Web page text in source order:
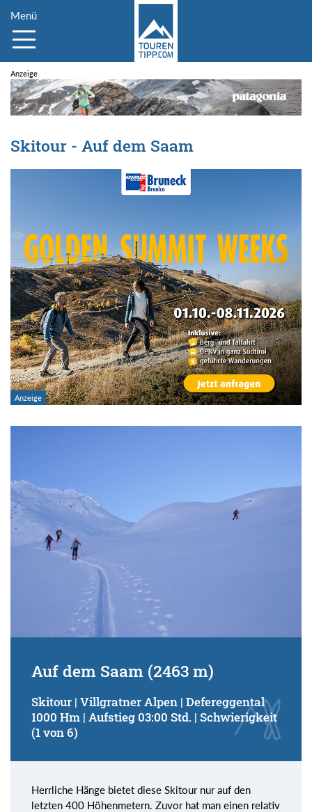
Menü
Skitour - Auf dem Saam
Auf dem Saam (2463 m)
Skitour | Villgratner Alpen | Defereggental
1000 Hm | Aufstieg 03:00 Std. | Schwierigkeit
(1 von 6)
Herrliche Hänge bietet diese Skitour nur auf den
letzten 400 Höhenmetern. Zuvor hat man einen relativ